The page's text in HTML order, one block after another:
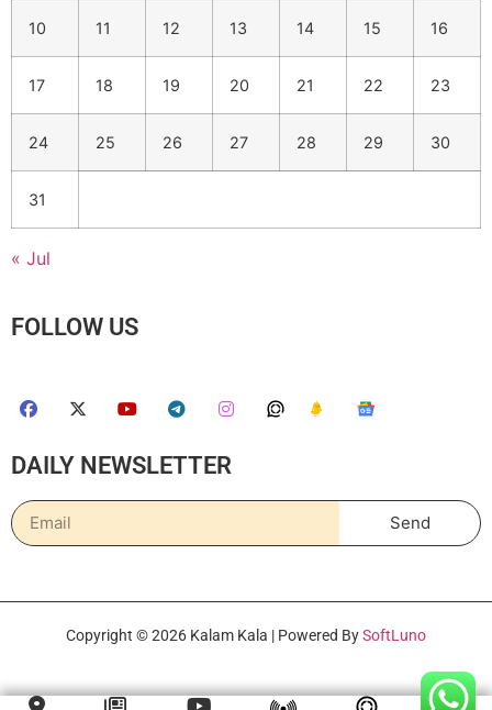
10 11 12 13 14 15 16
17 18 19 20 21 22 23
24 25 26 27 28 29 30
31
« Jul
FOLLOW US
DAILY NEWSLETTER
Send
Copyright © 2026 Kalam Kala | Powered BySoftLuno